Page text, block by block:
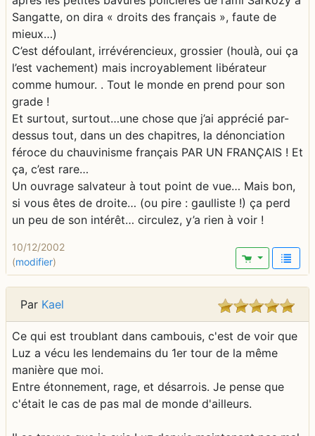
Sangatte, on dira « droits des français », faute de
mieux…)
C’est défoulant, irrévérencieux, grossier (houlà, oui ça
l’est vachement) mais incroyablement libérateur
comme humour. . Tout le monde en prend pour son
grade !
Et surtout, surtout…une chose que j’ai apprécié par-
dessus tout, dans un des chapitres, la dénonciation
féroce du chauvinisme français PAR UN FRANÇAIS ! Et
ça, c’est rare…
Un ouvrage salvateur à tout point de vue… Mais bon,
si vous êtes de droite… (ou pire : gaulliste !) ça perd
un peu de son intérêt… circulez, y’a rien à voir !
10/12/2002
(modifier)
Par Kael
Ce qui est troublant dans cambouis, c'est de voir que
Luz a vécu les lendemains du 1er tour de la même
manière que moi.
Entre étonnement, rage, et désarrois. Je pense que
c'était le cas de pas mal de monde d'ailleurs.